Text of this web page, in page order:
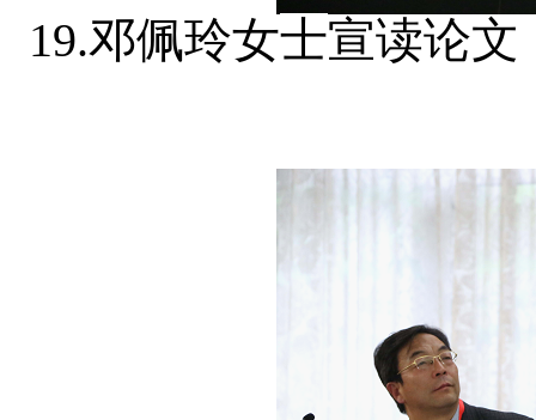
19.邓佩玲女士宣读论文